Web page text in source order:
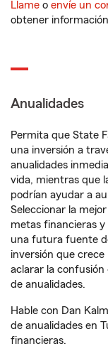
Llame o envíe un
obtener
Anualidades
Permita que State
una inversión a
anualidades
vida, mientras que
podrían ayudar a
Seleccionar la
metas financieras y
una futura fuente
inversión que
aclarar la
de anualidades.
Hable con Dan
de anualidades en
financieras.